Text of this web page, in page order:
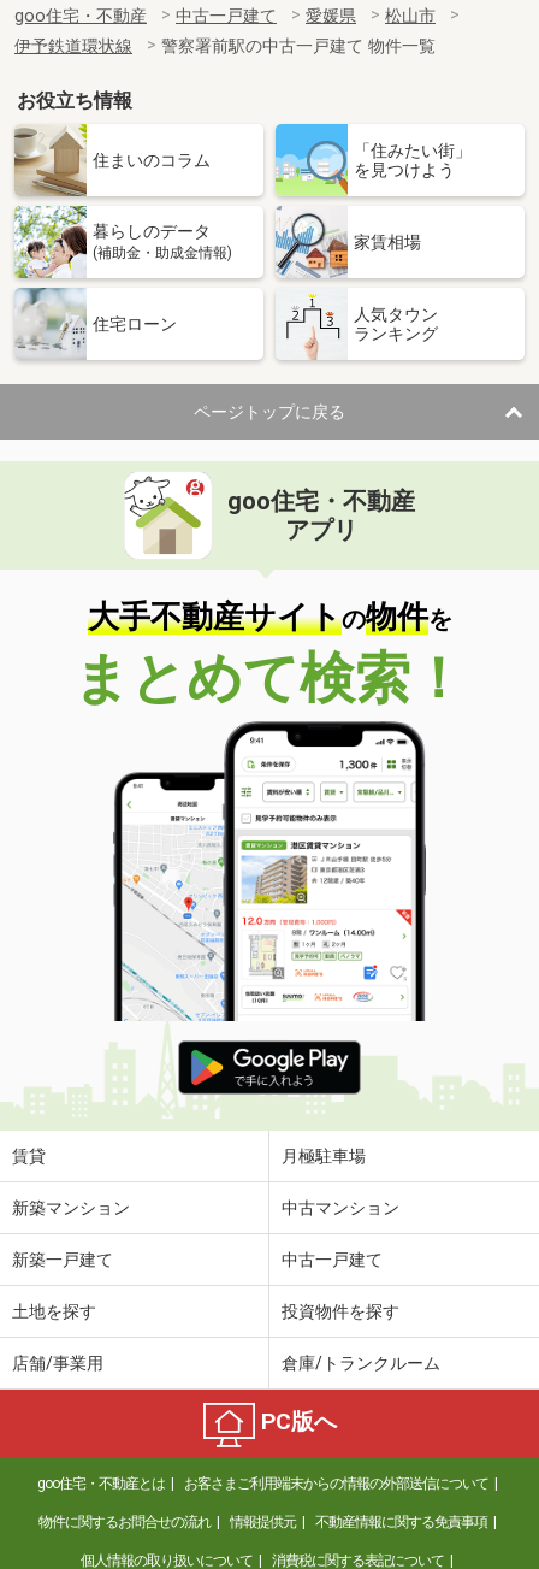
goo住宅・不動産 中古一戸建て 愛媛県
松山市
伊予鉄道環状線
警察署前駅の中古一戸建て 物件一覧
お役立ち情報
住まいのコラム
「住みたい街」
を見つけよう
暮らしのデータ
(補助金・助成金情報)
家賃相場
住宅ローン
人気タウン
ランキング
ページトップに戻る
goo住宅・不動産
アプリ
大手不動産サイトの物件を
まとめて検索！
賃貸 月極駐車場
新築マンション 中古マンション
新築一戸建て 中古一戸建て
土地を探す 投資物件を探す
店舗/事業用 倉庫/トランクルーム
PC版へ
goo住宅・不動産とは お客さまご利用端末からの情報の外部送信について
物件に関するお問合せの流れ 情報提供元 不動産情報に関する免責事項
個人情報の取り扱いについて 消費税に関する表記について